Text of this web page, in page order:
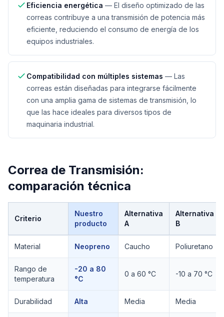
Eficiencia energética — El diseño optimizado de las
correas contribuye a una transmisión de potencia más
eficiente, reduciendo el consumo de energía de los
equipos industriales.
Compatibilidad con múltiples sistemas — Las
correas están diseñadas para integrarse fácilmente
con una amplia gama de sistemas de transmisión, lo
que las hace ideales para diversos tipos de
maquinaria industrial.
Correa de Transmisión:
comparación técnica
Criterio
Nuestro
producto
Alternativa
A
Alternativa
B
Material Neopreno Caucho Poliuretano
Rango de
temperatura
-20 a 80
°C
0 a 60 °C -10 a 70 °C
Durabilidad Alta Media Media